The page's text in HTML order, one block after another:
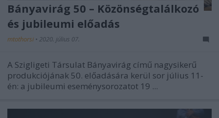
Bányavirág 50 – Közönségtalálkozó
és jubileumi előadás
mtothorsi • 2020. július 07.
A Szigligeti Társulat Bányavirág című nagysikerű
produkciójának 50. előadására kerül sor július 11-
én: a jubileumi eseménysorozatot 19 ...